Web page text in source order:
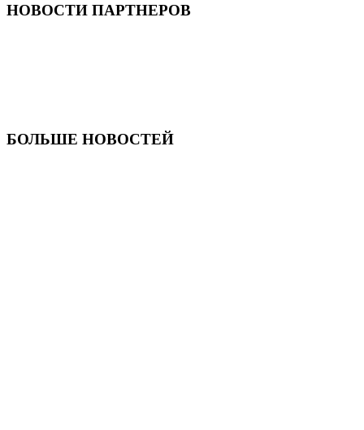
НОВОСТИ ПАРТНЕРОВ
БОЛЬШЕ НОВОСТЕЙ